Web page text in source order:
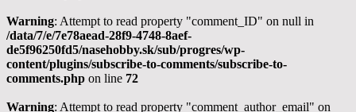
Warning: Attempt to read property "comment_ID" on null in
/data/7/e/7e78aead-28f9-4748-8aef-
de5f96250fd5/nasehobby.sk/sub/progres/wp-
content/plugins/subscribe-to-comments/subscribe-to-
comments.php on line 72
Warning: Attempt to read property "comment_author_email" on